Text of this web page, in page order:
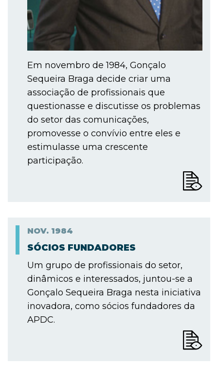
Em novembro de 1984, Gonçalo
Sequeira Braga decide criar uma
associação de profissionais que
questionasse e discutisse os problemas
do setor das comunicações,
promovesse o convívio entre eles e
estimulasse uma crescente
participação.
NOV. 1984
SÓCIOS FUNDADORES
Um grupo de profissionais do setor,
dinâmicos e interessados, juntou-se a
Gonçalo Sequeira Braga nesta iniciativa
inovadora, como sócios fundadores da
APDC.